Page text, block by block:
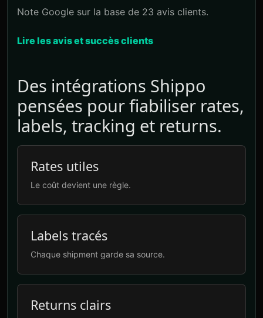
Note Google sur la base de 23 avis clients.
Lire les avis et succès clients
Des intégrations Shippo
pensées pour fiabiliser rates,
labels, tracking et returns.
Rates utiles
Le coût devient une règle.
Labels tracés
Chaque shipment garde sa source.
Returns clairs